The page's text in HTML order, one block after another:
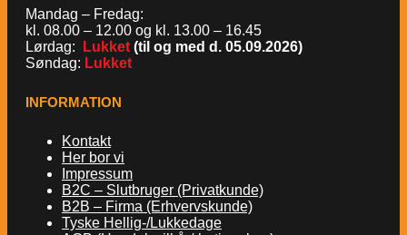
Mandag – Fredag:
kl. 08.00 – 12.00 og kl. 13.00 – 16.45
Lørdag:
Lukket (til og med d. 05.09.2026)
Søndag: Lukket
INFORMATION
Kontakt
Her bor vi
Impressum
B2C – Slutbruger (Privatkunde)
B2B – Firma (Erhvervskunde)
Tyske Hellig-/Lukkedage